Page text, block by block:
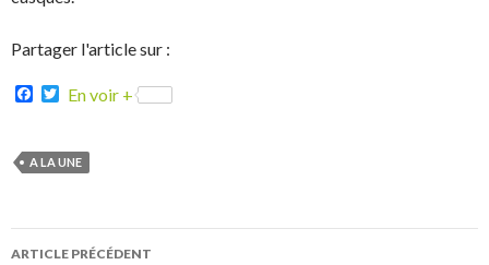
Partager l'article sur :
F
b
T
t
En voir +
A LA UNE
Navigation
ARTICLE PRÉCÉDENT